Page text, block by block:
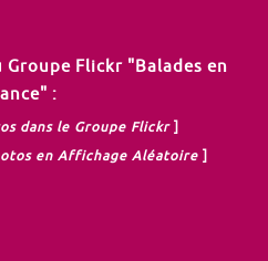
Flickr "Balades en
:
dans le Groupe Flickr]
en Affichage Aléatoire ]